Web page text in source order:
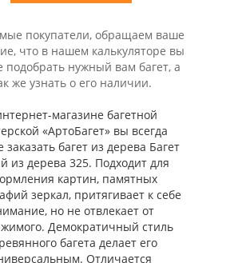
покупатели, обращаем ваше
что в нашем калькуляторе вы
подобрать нужный вам багет, а
же узнать о его наличии.
магазине багетной
«АртоБагет» вы всегда
заказать багет из дерева Багет
из дерева 325. Подходит для
картин, памятных
зеркал, притягивает к себе
но не отвлекает от
Демократичный стиль
багета делает его
Отличается